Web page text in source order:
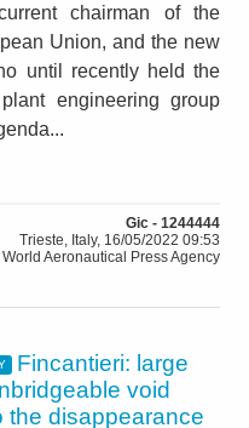
chairman of the
Union, and the new
until recently held the
engineering group
Gic - 1244444
Trieste, Italy, 16/05/2022 09:53
World Aeronautical Press Agency
Fincantieri: large
void
the disappearance